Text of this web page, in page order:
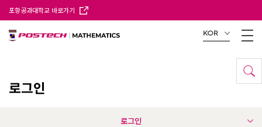
포항공과대학교 바로가기
KOR
로그인
로그인